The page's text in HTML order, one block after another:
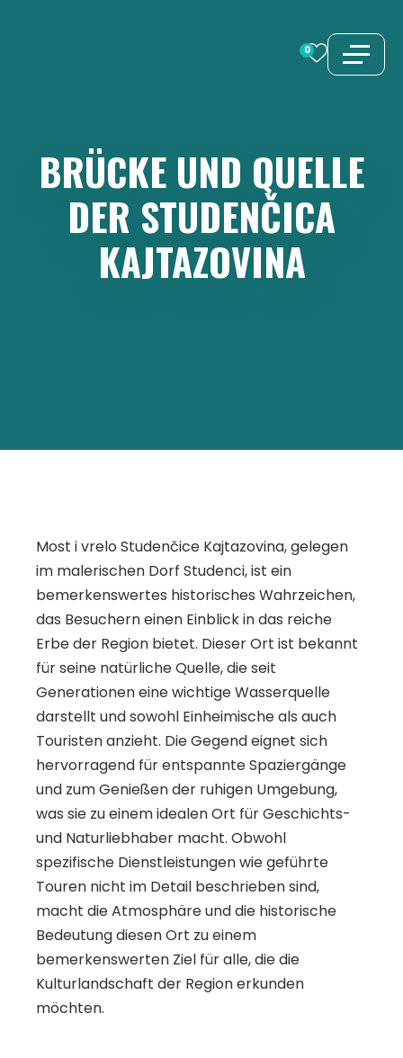
0
BRÜCKE UND QUELLE
DER STUDENČICA
KAJTAZOVINA
Most i vrelo Studenčice Kajtazovina, gelegen
im malerischen Dorf Studenci, ist ein
bemerkenswertes historisches Wahrzeichen,
das Besuchern einen Einblick in das reiche
Erbe der Region bietet. Dieser Ort ist bekannt
für seine natürliche Quelle, die seit
Generationen eine wichtige Wasserquelle
darstellt und sowohl Einheimische als auch
Touristen anzieht. Die Gegend eignet sich
hervorragend für entspannte Spaziergänge
und zum Genießen der ruhigen Umgebung,
was sie zu einem idealen Ort für Geschichts-
und Naturliebhaber macht. Obwohl
spezifische Dienstleistungen wie geführte
Touren nicht im Detail beschrieben sind,
macht die Atmosphäre und die historische
Bedeutung diesen Ort zu einem
bemerkenswerten Ziel für alle, die die
Kulturlandschaft der Region erkunden
möchten.